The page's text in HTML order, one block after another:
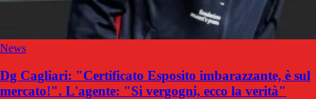
News
Dg Cagliari: "Certificato Esposito imbarazzante, è sul
mercato!". L'agente: "Si vergogni, ecco la verità"